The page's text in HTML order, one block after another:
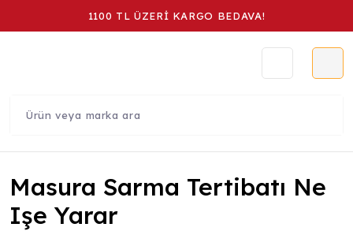
1100 TL ÜZERİ KARGO BEDAVA!
Masura Sarma Tertibatı Ne
Işe Yarar